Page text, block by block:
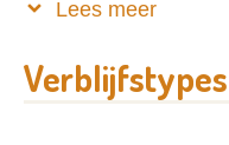
onze bewoners en
verzorgenden samen
logopedist en
Lees meer